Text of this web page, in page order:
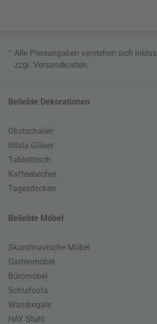
* Alle Preisangaben verstehen sich
zzgl. Versandkosten
Beliebte Dekorationen
Obstschalen
Iittala Gläser
Tabletttisch
Kaffeebecher
Tagesdecken
Beliebte Möbel
Skandinavische Möbel
Gartenmöbel
Büromöbel
Schlafsofa
Wandregale
HAY Stuhl